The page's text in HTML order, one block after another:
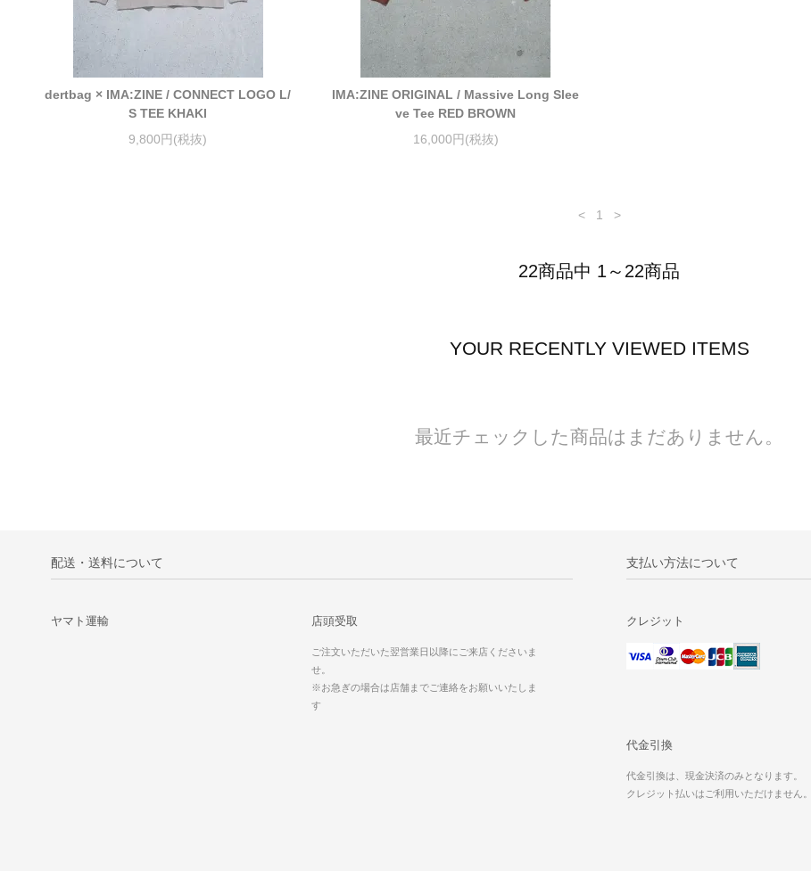
dertbag × IMA:ZINE / CONNECT LOGO L/
S TEE KHAKI
9,800円(税抜)
IMA:ZINE ORIGINAL / Massive Long Slee
ve Tee RED BROWN
16,000円(税抜)
< 1 >
22商品中 1～22商品
YOUR RECENTLY VIEWED ITEMS
最近チェックした商品はまだありません。
配送・送料について
ヤマト運輸 店頭受取
ご注文いただいた翌営業日以降にご来店くださいま
せ。
※お急ぎの場合は店舗までご連絡をお願いいたしま
す
支払い方法について
クレジット
代金引換
代金引換は、現金決済のみとなります。
クレジット払いはご利用いただけません。